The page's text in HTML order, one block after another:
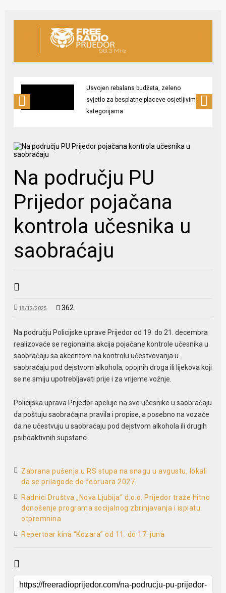
Usvojen rebalans budžeta, zeleno
svjetlo za besplatne placeve osjetljivim
kategorijama
Na području PU
Prijedor pojačana
kontrola učesnika u
saobraćaju
18/12/2025 362
Na području Policijske uprave Prijedor od 19. do 21. decembra
realizovaće se regionalna akcija pojačane kontrole učesnika u
saobraćaju sa akcentom na kontrolu učestvovanja u
saobraćaju pod dejstvom alkohola, opojnih droga ili lijekova koji
se ne smiju upotrebljavati prije i za vrijeme vožnje.
Policijska uprava Prijedor apeluje na sve učesnike u saobraćaju
da poštuju saobraćajna pravila i propise, a posebno na vozače
da ne učestvuju u saobraćaju pod dejstvom alkohola ili drugih
psihoaktivnih supstanci.
Zabrana pušenja u RS stupa na snagu u avgustu, lokali
da se prilagode do februara 2027.
Radnici Društva „Nova Ljubija“ d.o.o. Prijedor traže hitno
donošenje programa socijalnog zbrinjavanja i isplatu
otpremnina
Repertoar kina “Kozara” od 11. do 17. juna